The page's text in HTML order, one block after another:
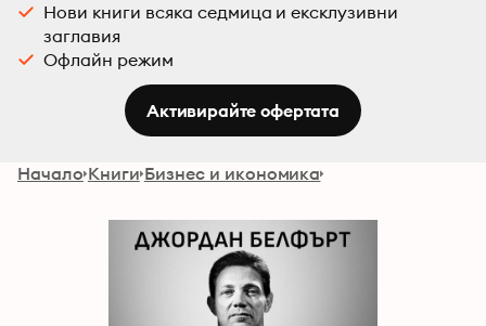
Нови книги всяка седмица и ексклузивни
заглавия
Офлайн режим
Активирайте офертата
Начало Книги Бизнес и икономика